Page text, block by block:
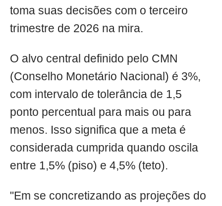
toma suas decisões com o terceiro
trimestre de 2026 na mira.
O alvo central definido pelo CMN
(Conselho Monetário Nacional) é 3%,
com intervalo de tolerância de 1,5
ponto percentual para mais ou para
menos. Isso significa que a meta é
considerada cumprida quando oscila
entre 1,5% (piso) e 4,5% (teto).
"Em se concretizando as projeções do